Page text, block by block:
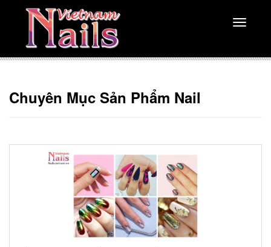
Toggle
Chuyên Mục Sản Phẩm Nail